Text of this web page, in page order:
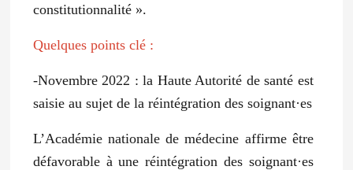
constitutionnalité ».
Quelques points clé :
-Novembre 2022 : la Haute Autorité de santé est
saisie au sujet de la réintégration des soignant·es
L’Académie nationale de médecine affirme être
défavorable à une réintégration des soignant·es